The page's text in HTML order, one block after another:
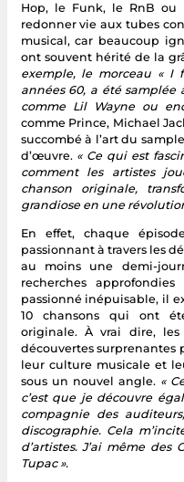
Hop, le Funk, le RnB ou
redonner vie aux tubes
musical, car beaucoup
ont souvent hérité de la
exemple, le morceau « I
années 60, a été samplée
comme Lil Wayne ou
comme Prince, Michael
succombé à l’art du
d’œuvre. « Ce qui est
comment les artistes
chanson originale,
grandiose en une
En effet, chaque
passionnant à travers les
au moins une demi-
recherches
passionné inépuisable, il
10 chansons qui ont
originale. À vrai dire,
découvertes surprenantes
leur culture musicale et
sous un nouvel angle. «
c’est que je découvre
compagnie des
discographie. Cela
d’artistes. J’ai même
Tupac ».